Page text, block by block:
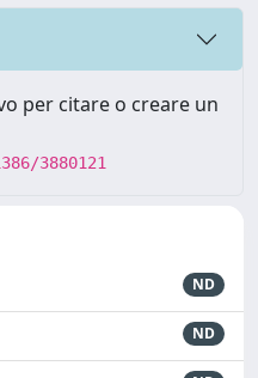
per citare o creare un
3880121
ND
ND